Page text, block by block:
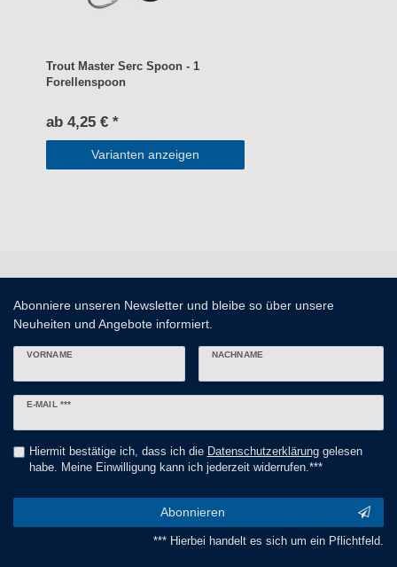
Trout Master Serc Spoon - 1
Forellenspoon
ab 4,25 € *
Varianten anzeigen
Abonniere unseren Newsletter und bleibe so über unsere
Neuheiten und Angebote informiert.
VORNAME NACHNAME
E-MAIL ***
Newsletter
Hiermit bestätige ich, dass ich die Daten­schutz­erklärunggelesen
habe. Meine Einwilligung kann ich jederzeit widerrufen.***
Abonnieren
*** Hierbei handelt es sich um ein Pflichtfeld.